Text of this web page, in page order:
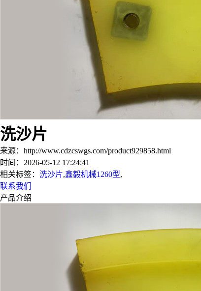
洗沙片
来源：http://www.cdzcswgs.com/product929858.html
时间：2026-05-12 17:24:41
相关标签： 洗沙片,鑫毅机械1260型,
联系我们
产品介绍